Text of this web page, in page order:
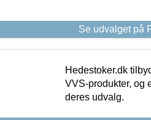
Se udvalget på
Hedestoker.dk
VVS-produkter, og
deres udvalg.